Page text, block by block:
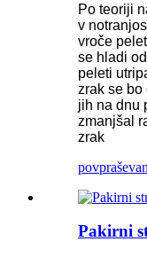
Po teoriji
v
vroče
se hladi
peleti
zrak se bo
jih na dnu
zmanjšal
zrak
Pakirni